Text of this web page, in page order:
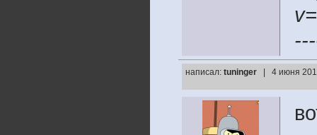
написал: tuninger | 4 июня